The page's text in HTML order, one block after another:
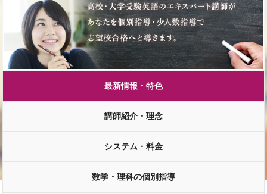
最新情報・特色
講師紹介・理念
システム・料金
数学・理科の個別指導